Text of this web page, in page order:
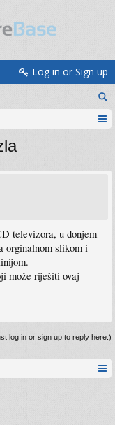
Log in or Sign up
televizora, u donjem
orginalnom slikom i
može riješiti ovaj
log in or sign up to reply here.)